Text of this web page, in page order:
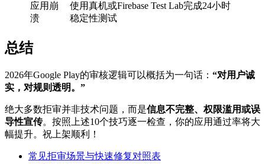
应用崩
溃
使用真机或Firebase Test Lab完成24小时
稳定性测试
总结
2026年Google Play的审核逻辑可以概括为一句话： “对用户诚
实，对规则透明。”
绝大多数拒审并非技术问题，而是信息不完整、权限滥用或误
导性宣传。按照上述10个技巧逐一检查，你的应用通过率将大
幅提升。祝上架顺利！
常见拒审场景与快速修复对照表